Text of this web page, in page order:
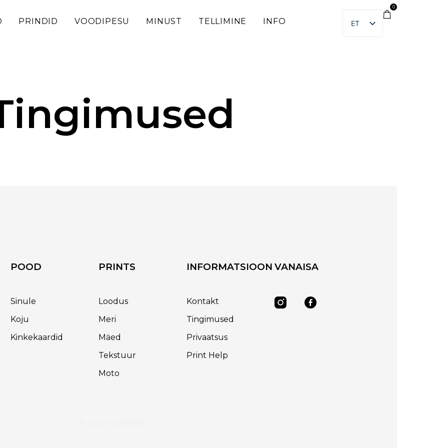
PRINDID VOODIPESU MINUST TELLIMINE INFO
ET
EN
0
POOD
Sinule
Koju
Kinkekaardid
PRINTS
Loodus
Meri
Mäed
Tekstuur
Moto
INFORMATSIOON
Kontakt
Tingimused
Privaatsus
Print Help
VANAISA